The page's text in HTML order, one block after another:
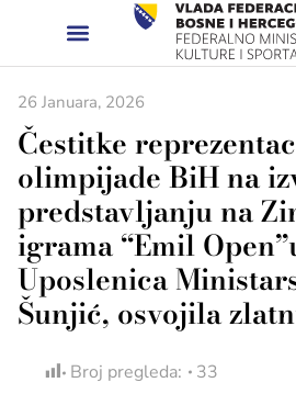
26 Januara, 2026
Čestitke
olimpijade BiH na
predstavljanju na
igrama “Emil
Uposlenica
Šunjić, osvojila
Broj pregleda: 33